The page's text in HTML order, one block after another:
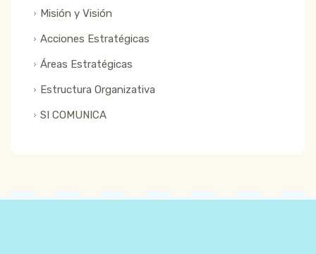
Misión y Visión
Acciones Estratégicas
Áreas Estratégicas
Estructura Organizativa
SI COMUNICA